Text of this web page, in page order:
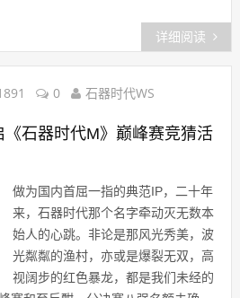
详细阅读
0 石器时代WS
石器时代M》巅峰赛竞猜活
做为国内首屈一指的典范IP，二十年
来，石器时代那个名字牵动灭无数本
始人的心跳。非论是那风光秀美，波
光粼粼的渔村，亦或是爆裂无双，高
视阔步的红色暴龙，都是我们未经的